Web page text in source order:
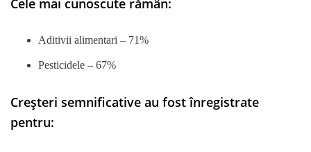
Cele mai cunoscute rămân:
Aditivii alimentari – 71%
Pesticidele – 67%
Creșteri semnificative au fost înregistrate
pentru: